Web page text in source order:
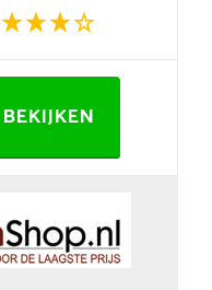
BEKIJKEN